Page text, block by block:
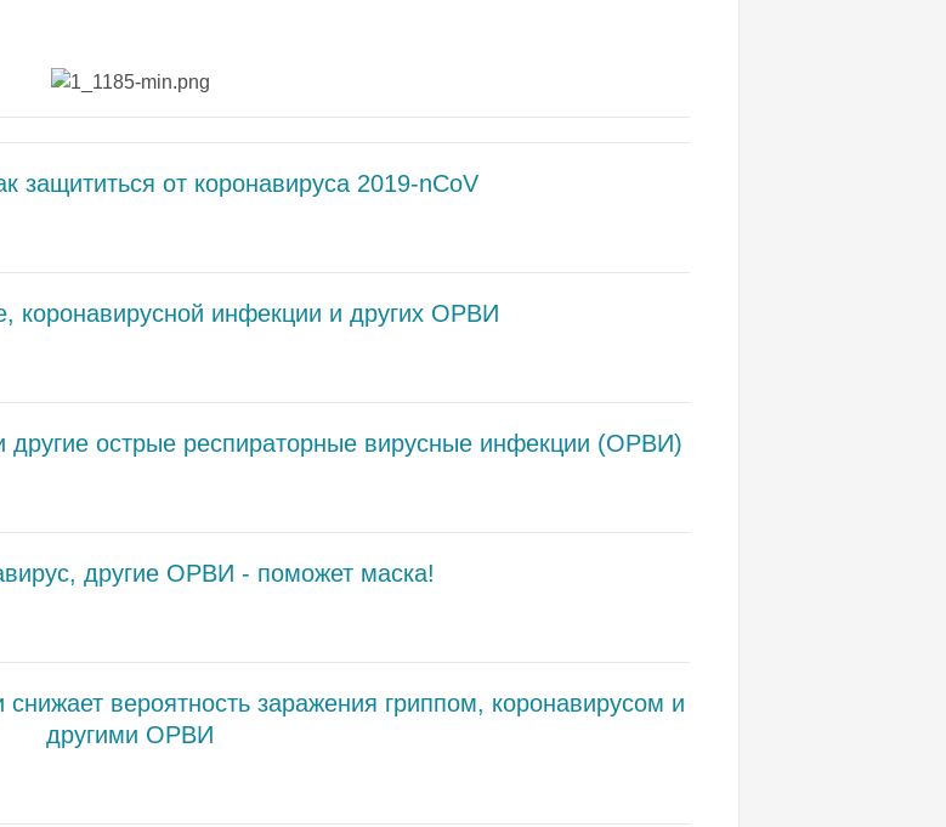
защититься от коронавируса 2019-nCoV
коронавирусной инфекции и других ОРВИ
другие острые респираторные вирусные инфекции (ОРВИ)
другие ОРВИ - поможет маска!
вероятность заражения гриппом, коронавирусом и
другими ОРВИ